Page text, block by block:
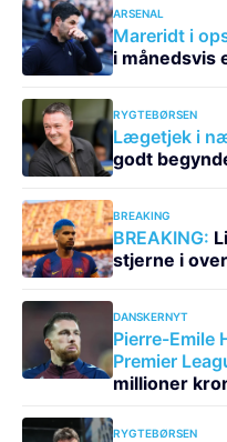
ARSENAL
Mareridt i
i månedsvis
RYGTEBØRSEN
Lægetjek i
godt
BREAKING
BREAKING:
stjerne i
DANSKERNYT
Pierre-Emile
Premier
millioner
RYGTEBØRSEN